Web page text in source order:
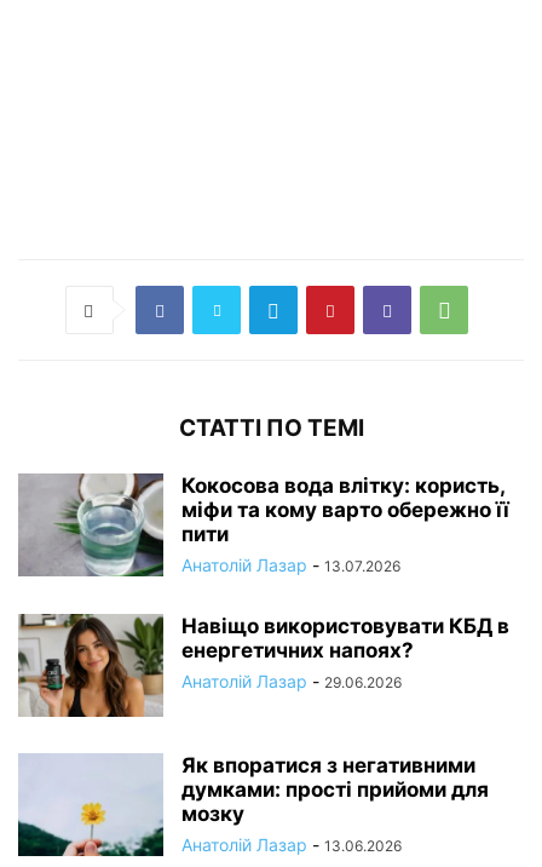
СТАТТІ ПО ТЕМІ
Кокосова вода влітку: користь,
міфи та кому варто обережно її
пити
Анатолій Лазар - 13.07.2026
Навіщо використовувати КБД в
енергетичних напоях?
Анатолій Лазар - 29.06.2026
Як впоратися з негативними
думками: прості прийоми для
мозку
Анатолій Лазар - 13.06.2026